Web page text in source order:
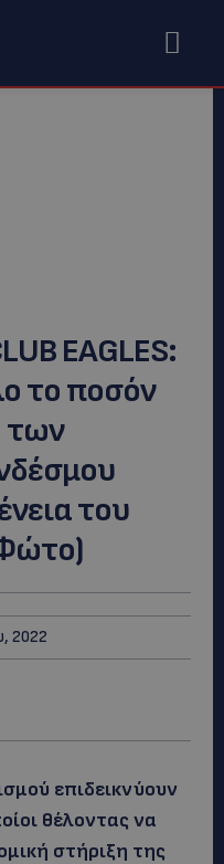
EAGLES:
το ποσόν
των
του
2022
επιδεικνύουν
θέλοντας να
στήριξη της